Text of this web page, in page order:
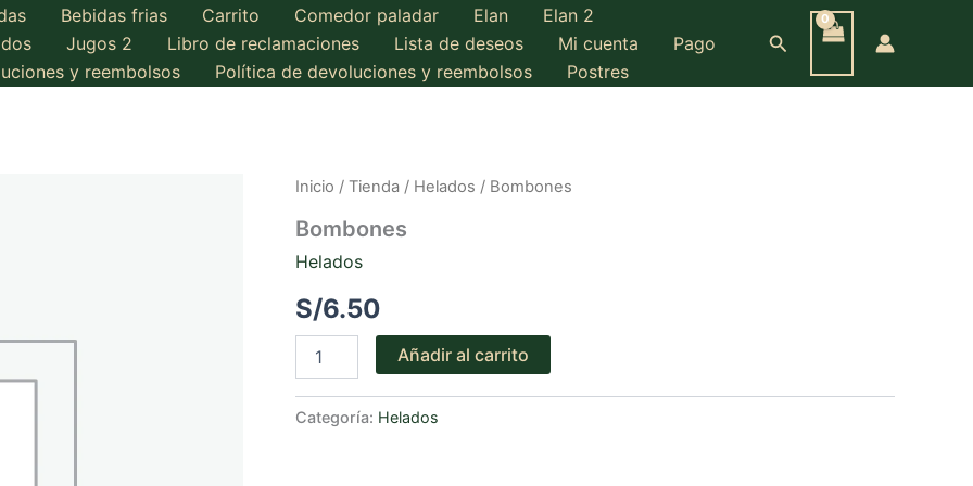
Bebidas frias Carrito Comedor paladar Elan
Elan 2
Jugos 2 Libro de reclamaciones Lista de deseos Mi cuenta
Pago
y reembolsos Política de devoluciones y reembolsos Postres
Buscar
Inicio / Tienda / Helados / Bombones
Bombones
Helados
S/6.50
cantidad
Añadir al carrito
Categoría: Helados